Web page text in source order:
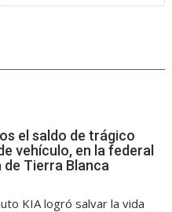
el saldo de trágico
vehículo, en la federal
de Tierra Blanca
KIA logró salvar la vida